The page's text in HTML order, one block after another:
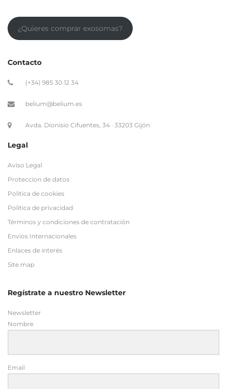
(+34) 985 30 12 34
Proteccion de datos
Politica de cookies
Términos y condiciones de contratación
Regístrate a nuestro Newsletter
Newsletter
Email